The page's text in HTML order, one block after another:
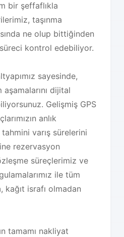
bir şeffaflıkla
taşınma
ne olup bittiğinden
kontrol edebiliyor.
sayesinde,
dijital
Gelişmiş GPS
anlık
varış sürelerini
rezervasyon
süreçlerimiz ve
ile tüm
israfı olmadan
tamamı nakliyat